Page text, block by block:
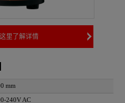
里了解详情
mm
240V AC